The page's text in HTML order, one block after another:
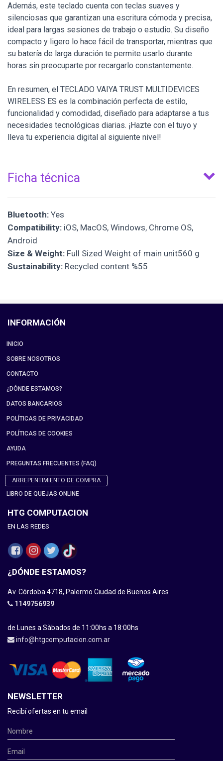
Además, este teclado cuenta con teclas suaves y
silenciosas que garantizan una escritura cómoda y precisa,
ideal para largas sesiones de trabajo o estudio. Su diseño
compacto y ligero lo hace fácil de transportar, mientras que
su batería de larga duración te permite usarlo durante
horas sin preocuparte por recargarlo constantemente.
En resumen, el TECLADO VAIYA TRUST MULTIDEVICES
WIRELESS ES es la combinación perfecta de estilo,
funcionalidad y comodidad, diseñado para adaptarse a tus
necesidades tecnológicas diarias. ¡Hazte con el tuyo y
lleva tu experiencia digital al siguiente nivel!
Ficha técnica
Bluetooth: Yes
Compatibility: iOS, MacOS, Windows, Chrome OS,
Android
Size & Weight: Full Sized Weight of main unit560 g
Sustainability: Recycled content %55
INFORMACIÓN
INICIO
SOBRE NOSOTROS
CONTACTO
¿DÓNDE ESTAMOS?
DATOS BANCARIOS
POLÍTICAS DE PRIVACIDAD
POLÍTICAS DE COOKIES
AYUDA
PREGUNTAS FRECUENTES (FAQ)
ARREPENTIMIENTO DE COMPRA
LIBRO DE QUEJAS ONLINE
HTG COMPUTACION
EN LAS REDES
¿DÓNDE ESTAMOS?
Av. Córdoba 4718, Palermo Ciudad de Buenos Aires
1149756939
de Lunes a Sàbados de 11:00hs a 18:00hs
info@htgcomputacion.com.ar
NEWSLETTER
Recibí ofertas en tu email